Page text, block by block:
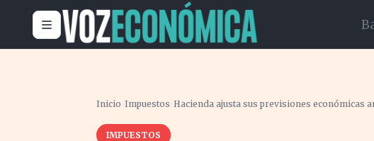
Inicio ›Impuestos ›Hacienda ajusta sus previsiones económicas
IMPUESTOS